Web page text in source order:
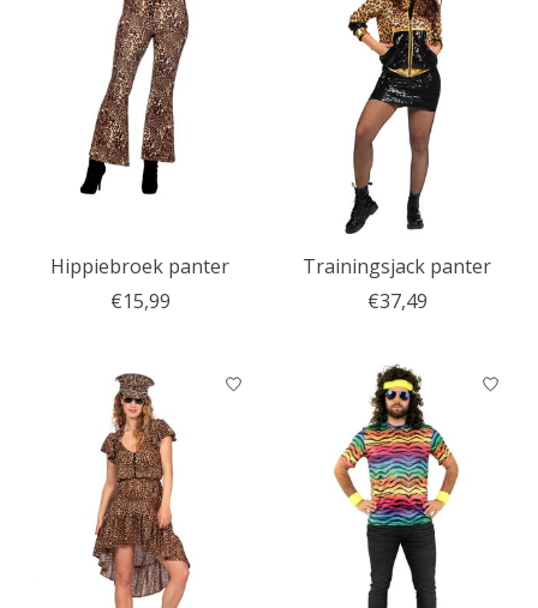
Hippiebroek panter
€15,99
Trainingsjack panter
€37,49